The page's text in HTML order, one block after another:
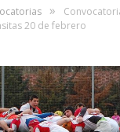
»
20 de febrero